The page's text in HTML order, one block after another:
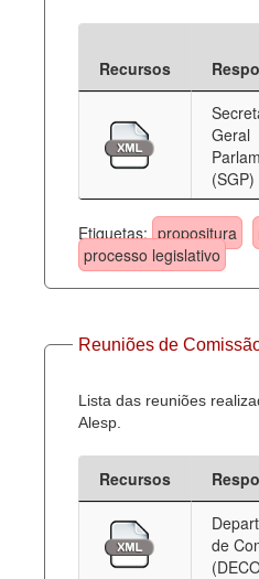
Recursos
Geral
(SGP)
Etiquetas: propositura
processo legislativo
Reuniões de
Lista das reuniões
Alesp.
Recursos
de